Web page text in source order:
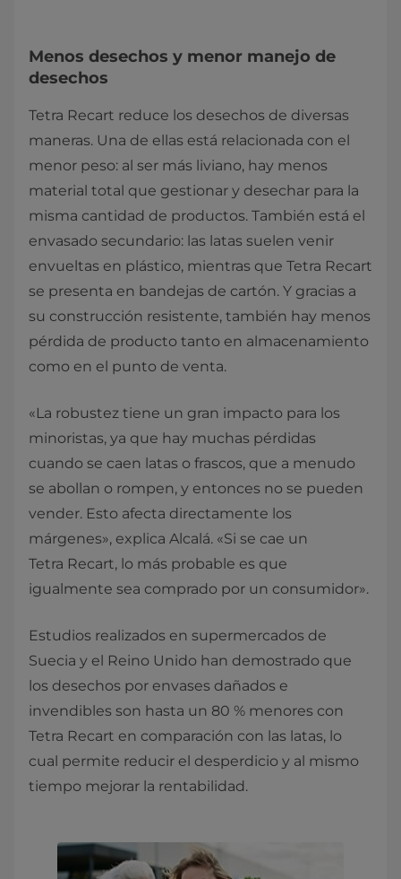
Menos desechos y menor manejo de
desechos
Tetra Recart reduce los desechos de diversas
maneras. Una de ellas está relacionada con el
menor peso: al ser más liviano, hay menos
material total que gestionar y desechar para la
misma cantidad de productos. También está el
envasado secundario: las latas suelen venir
envueltas en plástico, mientras que Tetra Recart
se presenta en bandejas de cartón. Y gracias a
su construcción resistente, también hay menos
pérdida de producto tanto en almacenamiento
como en el punto de venta.
«La robustez tiene un gran impacto para los
minoristas, ya que hay muchas pérdidas
cuando se caen latas o frascos, que a menudo
se abollan o rompen, y entonces no se pueden
vender. Esto afecta directamente los
márgenes», explica Alcalá. «Si se cae un
Tetra Recart, lo más probable es que
igualmente sea comprado por un consumidor».
Estudios realizados en supermercados de
Suecia y el Reino Unido han demostrado que
los desechos por envases dañados e
invendibles son hasta un 80 % menores con
Tetra Recart en comparación con las latas, lo
cual permite reducir el desperdicio y al mismo
tiempo mejorar la rentabilidad.